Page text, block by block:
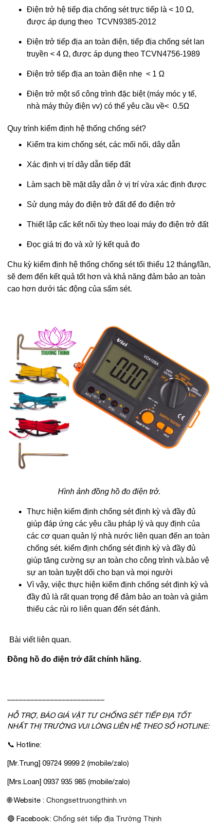
Điện trở hệ tiếp địa chống sét trực tiếp là < 10 Ω,
được áp dụng theo TCVN9385-2012
Điện trở tiếp địa an toàn điện, tiếp địa chống sét lan
truyền < 4 Ω, được áp dụng theo TCVN4756-1989
Điện trở tiếp địa an toàn điện nhẹ < 1 Ω
Điện trở một số công trình đặc biệt (máy móc y tế,
nhà máy thủy điện vv) có thể yêu cầu về< 0.5Ω
Quy trình kiểm định hệ thống chống sét?
Kiểm tra kim chống sét, các mối nối, dây dẫn
Xác định vị trí dây dẫn tiếp đất
Làm sạch bề mặt dây dẫn ở vị trí vừa xác định được
Sử dụng máy đo điện trở đất để đo điện trở
Thiết lập cấc kết nối tùy theo loại máy đo điện trở đất
Đọc giá trị đo và xử lý kết quả đo
Chu kỳ kiểm định hệ thống chống sét tối thiểu 12 tháng/lần,
sẽ đem đến kết quả tốt hơn và khả năng đảm bảo an toàn
cao hơn dưới tác động của sấm sét.
Hình ảnh đồng hồ đo điện trở.
Thực hiện kiểm định chống sét định kỳ và đầy đủ
giúp đáp ứng các yêu cầu pháp lý và quy định của
các cơ quan quản lý nhà nước liên quan đến an toàn
chống sét. kiểm định chống sét định kỳ và đầy đủ
giúp tăng cường sự an toàn cho công trình và.bảo vệ
sự an toàn tuyệt dối cho bạn và mọi người
Vì vậy, việc thực hiện kiểm định chống sét định kỳ và
đầy đủ là rất quan trọng để đảm bảo an toàn và giảm
thiểu các rủi ro liên quan đến sét đánh.
Bài viết liên quan.
Đồng hồ đo điện trở đất chính hãng.
HỖ TRỢ, BÁO GIÁ VẬT TƯ CHỐNG SÉT TIẾP ĐỊA TỐT
NHẤT THỊ TRƯỜNG VUI LÒNG LIÊN HỆ THEO SỐ HOTLINE:
📞 Hotline:
[Mr.Trung] 09724 9999 2 (mobile/zalo)
[Mrs.Loan] 0937 935 985 (mobile/zalo)
🌐 Website : Chongsettruongthinh.vn
🔵 Facebook: Chống sét tiếp địa Trường Thịnh